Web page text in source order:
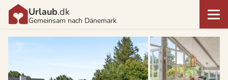
Urlaub.dk
Gemeinsam nach Dänemark